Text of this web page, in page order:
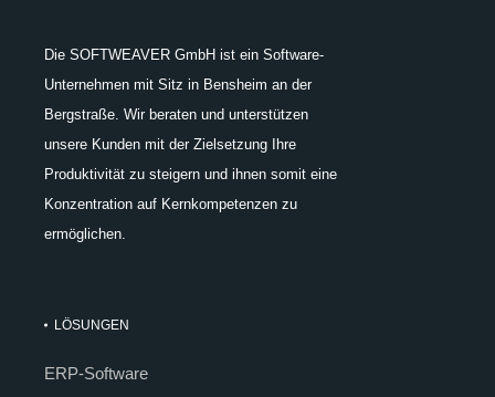
Die SOFTWEAVER GmbH ist ein Software-
Unternehmen mit Sitz in Bensheim an der
Bergstraße. Wir beraten und unterstützen
unsere Kunden mit der Zielsetzung Ihre
Produktivität zu steigern und ihnen somit eine
Konzentration auf Kernkompetenzen zu
ermöglichen.
LÖSUNGEN
ERP-Software